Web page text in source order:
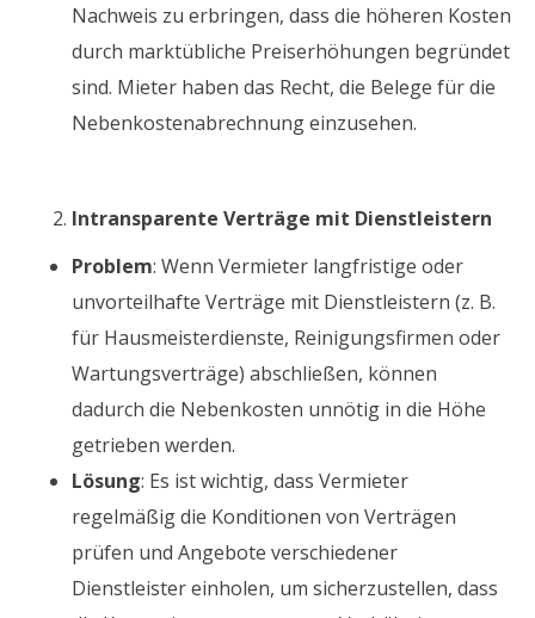
Nachweis zu erbringen, dass die höheren Kosten
durch marktübliche Preiserhöhungen begründet
sind. Mieter haben das Recht, die Belege für die
Nebenkostenabrechnung einzusehen.
Intransparente Verträge mit Dienstleistern
Problem: Wenn Vermieter langfristige oder
unvorteilhafte Verträge mit Dienstleistern (z. B.
für Hausmeisterdienste, Reinigungsfirmen oder
Wartungsverträge) abschließen, können
dadurch die Nebenkosten unnötig in die Höhe
getrieben werden.
Lösung: Es ist wichtig, dass Vermieter
regelmäßig die Konditionen von Verträgen
prüfen und Angebote verschiedener
Dienstleister einholen, um sicherzustellen, dass